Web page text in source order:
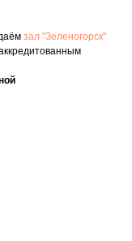
зал "Зеленогорск"